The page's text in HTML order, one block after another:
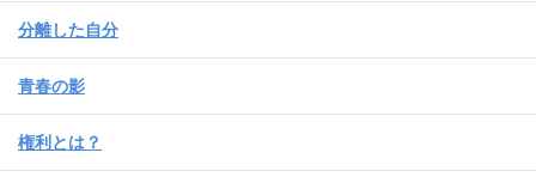
分離した自分
青春の影
権利とは？